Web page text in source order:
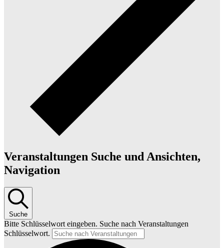
Veranstaltungen Suche und Ansichten,
Navigation
Suche
Bitte Schlüsselwort eingeben. Suche nach Veranstaltungen
Schlüsselwort.